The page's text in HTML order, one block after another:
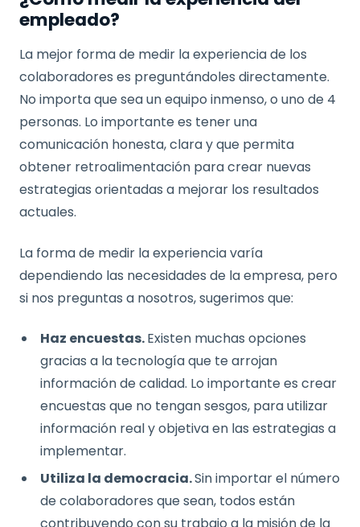
empleado?
La mejor forma de medir la experiencia de los
colaboradores es preguntándoles directamente.
No importa que sea un equipo inmenso, o uno de 4
personas. Lo importante es tener una
comunicación honesta, clara y que permita
obtener retroalimentación para crear nuevas
estrategias orientadas a mejorar los resultados
actuales.
La forma de medir la experiencia varía
dependiendo las necesidades de la empresa, pero
si nos preguntas a nosotros, sugerimos que:
Haz encuestas.Existen muchas opciones
gracias a la tecnología que te arrojan
información de calidad. Lo importante es crear
encuestas que no tengan sesgos, para utilizar
información real y objetiva en las estrategias a
implementar.
Utiliza la democracia.Sin importar el número
de colaboradores que sean, todos están